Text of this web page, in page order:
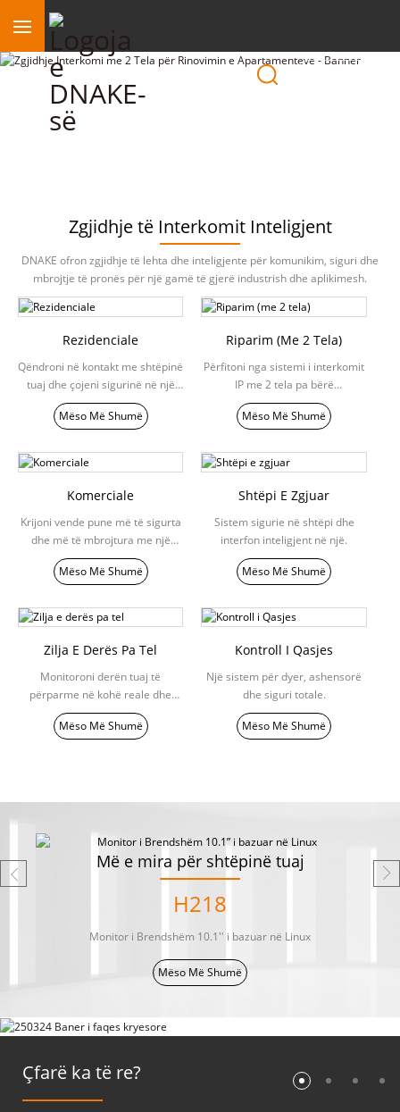
Zgjidhje të Interkomit Inteligjent
DNAKE ofron zgjidhje të lehta dhe inteligjente për komunikim, siguri dhe
mbrojtje të pronës për një gamë të gjerë industrish dhe aplikimesh.
Rezidenciale
Qëndroni në kontakt me shtëpinë
tuaj dhe çojeni sigurinë në një
nivel tjetër.
Mëso Më Shumë
Riparim (me 2 Tela)
Përfitoni nga sistemi i interkomit
IP me 2 tela pa bërë
zëvendësime.
Mëso Më Shumë
Komerciale
Krijoni vende pune më të sigurta
dhe më të mbrojtura me një
zgjidhje të plotë interkomi.
Mëso Më Shumë
Shtëpi E Zgjuar
Sistem sigurie në shtëpi dhe
interfon inteligjent në një.
Mëso Më Shumë
Zilja E Derës Pa Tel
Monitoroni derën tuaj të
përparme në kohë reale dhe
përgjigjuni derës në çdo kohë.
Mëso Më Shumë
Kontroll I Qasjes
Një sistem për dyer, ashensorë
dhe siguri totale.
Mëso Më Shumë
Më e mira për shtëpinë tuaj
H218
Monitor i Brendshëm 10.1'' i bazuar në Linux
Mëso Më Shumë
Çfarë ka të re?